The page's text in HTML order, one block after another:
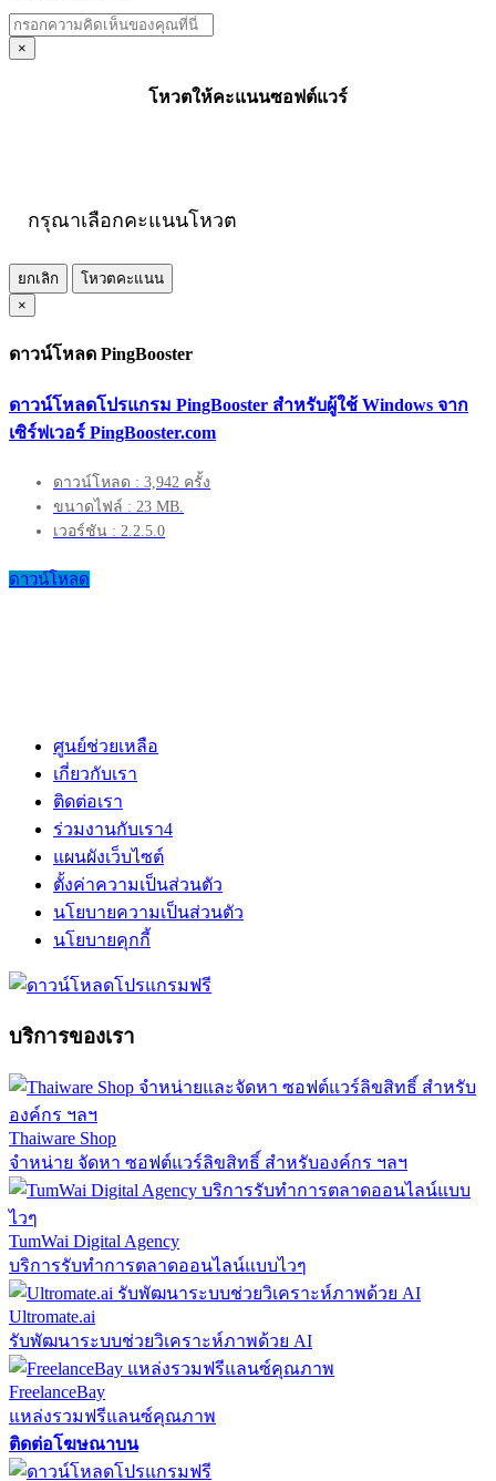
×
โหวตให้คะแนนซอฟต์แวร์
กรุณาเลือกคะแนนโหวต
ยกเลิก
โหวตคะแนน
×
ดาวน์โหลด PingBooster
ดาวน์โหลดโปรแกรม PingBooster สำหรับผู้ใช้ Windows จาก
เซิร์ฟเวอร์ PingBooster.com
ดาวน์โหลด : 3,942 ครั้ง
ขนาดไฟล์ : 23 MB.
เวอร์ชัน : 2.2.5.0
ดาวน์โหลด
ศูนย์ช่วยเหลือ
เกี่ยวกับเรา
ติดต่อเรา
ร่วมงานกับเรา4
แผนผังเว็บไซต์
ตั้งค่าความเป็นส่วนตัว
นโยบายความเป็นส่วนตัว
นโยบายคุกกี้
บริการของเรา
Thaiware Shop
จำหน่าย จัดหา ซอฟต์แวร์ลิขสิทธิ์ สำหรับองค์กร ฯลฯ
TumWai Digital Agency
บริการรับทำการตลาดออนไลน์แบบไวๆ
Ultromate.ai
รับพัฒนาระบบช่วยวิเคราะห์ภาพด้วย AI
FreelanceBay
แหล่งรวมฟรีแลนซ์คุณภาพ
ติดต่อโฆษณาบน